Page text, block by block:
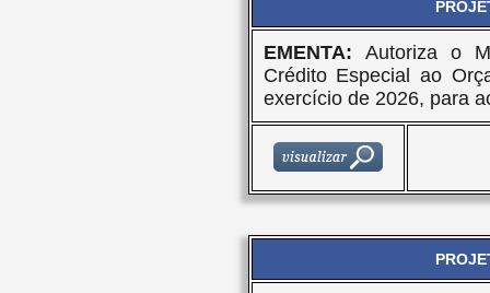
EMENTA: Autoriza o
Crédito Especial ao
exercício de 2026, para